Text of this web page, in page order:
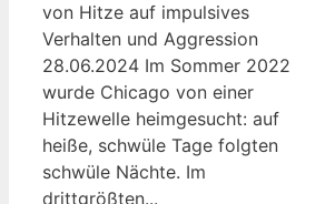
von Hitze auf impulsives
Verhalten und Aggression
28.06.2024 Im Sommer 2022
wurde Chicago von einer
Hitzewelle heimgesucht: auf
heiße, schwüle Tage folgten
schwüle Nächte. Im
drittgrößten...